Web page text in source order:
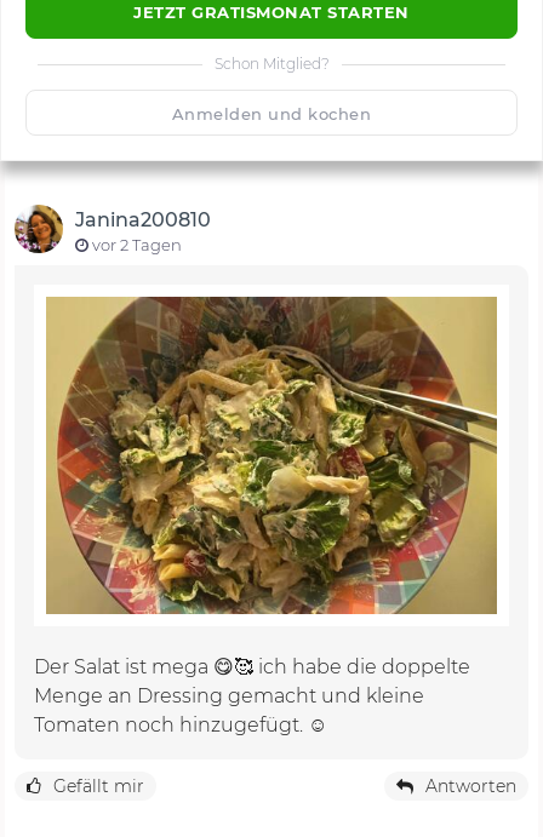
JETZT GRATISMONAT STARTEN
Schon Mitglied?
Anmelden und kochen
🙂 Speichern
Janina200810
vor 2 Tagen
Der Salat ist mega 😋🥰 ich habe die doppelte
Menge an Dressing gemacht und kleine
Tomaten noch hinzugefügt. ☺️
Gefällt mir Antworten